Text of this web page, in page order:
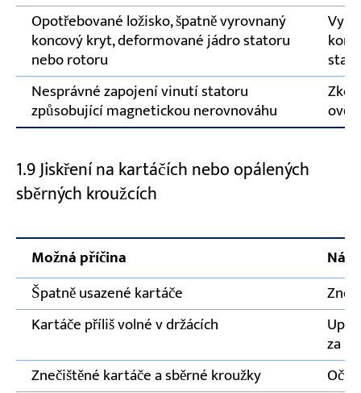
Opotřebované ložisko, špatně vyrovnaný
koncový kryt, deformované jádro statoru
nebo rotoru
Nesprávné zapojení vinutí statoru
způsobující magnetickou nerovnováhu
1.9 Jiskření na kartáčích nebo opálených
sběrných kroužcích
Možná příčina
Špatně usazené kartáče
Kartáče příliš volné v držácích
za
Znečištěné kartáče a sběrné kroužky